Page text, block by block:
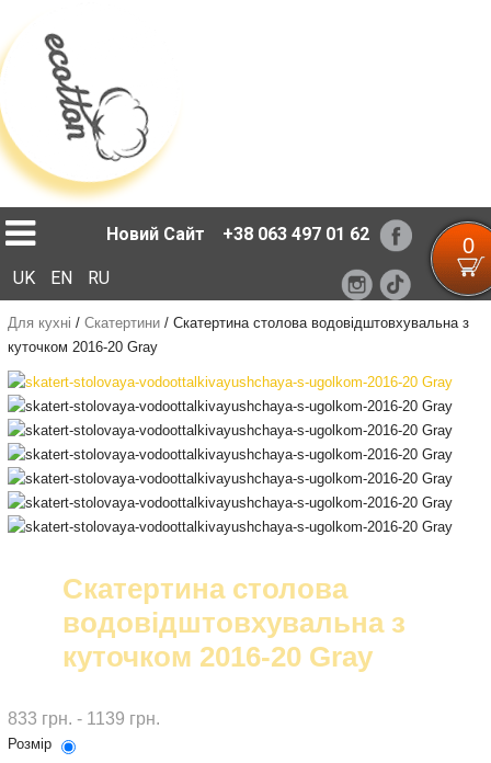
Новий Сайт +38 063 497 01 62 0
UK EN RU
Для кухні / Скатертини/ Скатертина столова водовідштовхувальна з
куточком 2016-20 Gray
Скатертина столова
водовідштовхувальна з
куточком 2016-20 Gray
833 грн. - 1139 грн.
Розмір